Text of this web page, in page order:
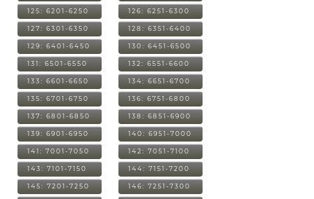
125: 6201-6250 126: 6251-6300
127: 6301-6350 128: 6351-6400
129: 6401-6450 130: 6451-6500
131: 6501-6550 132: 6551-6600
133: 6601-6650 134: 6651-6700
135: 6701-6750 136: 6751-6800
137: 6801-6850 138: 6851-6900
139: 6901-6950 140: 6951-7000
141: 7001-7050 142: 7051-7100
143: 7101-7150 144: 7151-7200
145: 7201-7250 146: 7251-7300